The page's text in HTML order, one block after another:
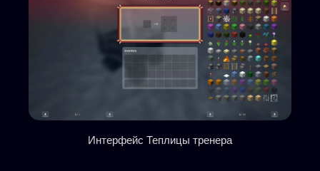
Интерфейс Теплицы тренера